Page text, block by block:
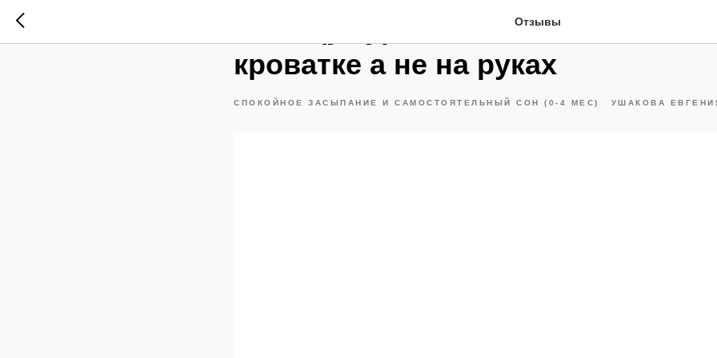
Отзывы
К концу курса малыш стал
кроватке а не на руках
СПОКОЙНОЕ ЗАСЫПАНИЕ И САМОСТОЯТЕЛЬНЫЙ СОН (0-4 МЕС) УШАКОВА